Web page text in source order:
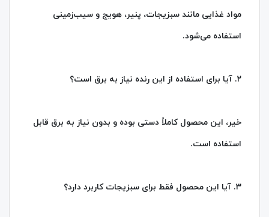
مواد غذایی مانند سبزیجات، پنیر، هویج و سیب‌زمینی
استفاده می‌شود.
۲. آیا برای استفاده از این رنده نیاز به برق است؟
خیر، این محصول کاملاً دستی بوده و بدون نیاز به برق قابل
استفاده است.
۳. آیا این محصول فقط برای سبزیجات کاربرد دارد؟